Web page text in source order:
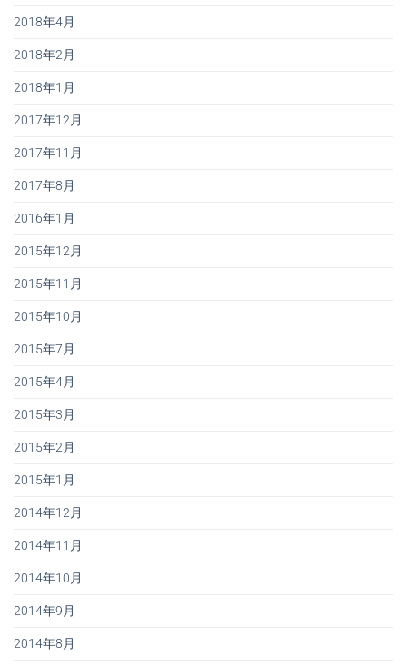
2018年4月
2018年2月
2018年1月
2017年12月
2017年11月
2017年8月
2016年1月
2015年12月
2015年11月
2015年10月
2015年7月
2015年4月
2015年3月
2015年2月
2015年1月
2014年12月
2014年11月
2014年10月
2014年9月
2014年8月